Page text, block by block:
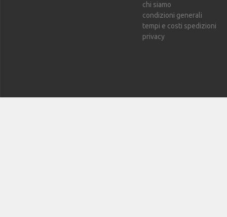
chi siamo
condizioni generali
tempi e costi spedizioni
privacy